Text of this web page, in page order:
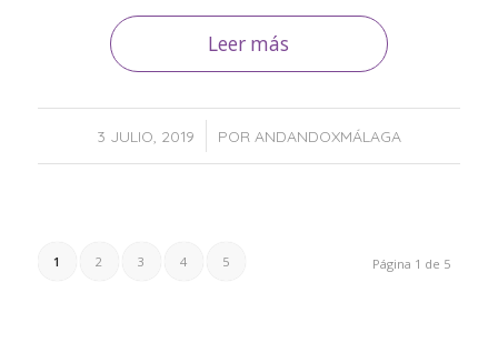
Leer más
3 JULIO, 2019
/ POR ANDANDOXMÁLAGA
Página 1 de 5
1 2 3 4 5